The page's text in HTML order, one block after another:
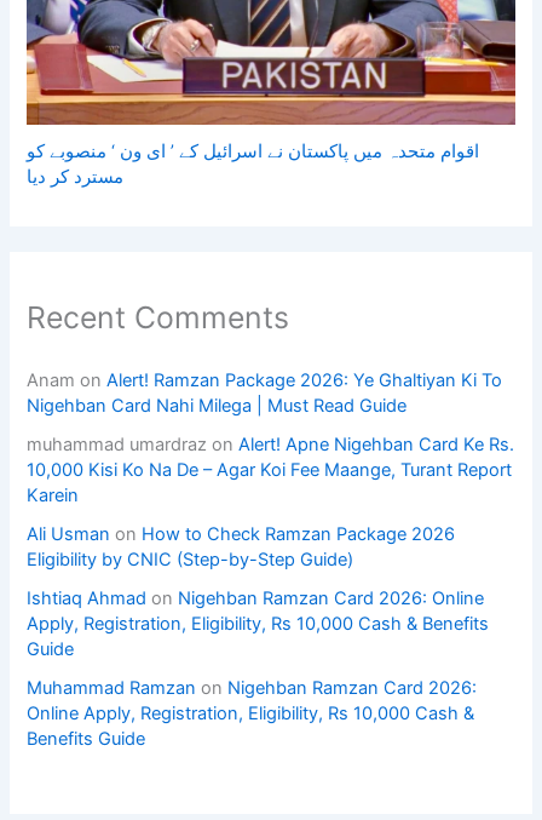
اقوام متحدہ میں پاکستان نے اسرائیل کے ’ ای ون ‘ منصوبے کو
مسترد کر دیا
Recent Comments
Anam onAlert! Ramzan Package 2026: Ye Ghaltiyan Ki To
Nigehban Card Nahi Milega | Must Read Guide
muhammad umardraz onAlert! Apne Nigehban Card Ke Rs.
10,000 Kisi Ko Na De – Agar Koi Fee Maange, Turant Report
Karein
Ali Usman on How to Check Ramzan Package 2026
Eligibility by CNIC (Step-by-Step Guide)
Ishtiaq Ahmad on Nigehban Ramzan Card 2026: Online
Apply, Registration, Eligibility, Rs 10,000 Cash & Benefits
Guide
Muhammad Ramzan on Nigehban Ramzan Card 2026:
Online Apply, Registration, Eligibility, Rs 10,000 Cash &
Benefits Guide